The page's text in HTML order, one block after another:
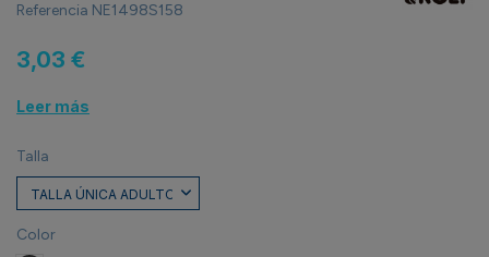
Referencia NE1498S158
3,03 €
Leer más
Talla
Color